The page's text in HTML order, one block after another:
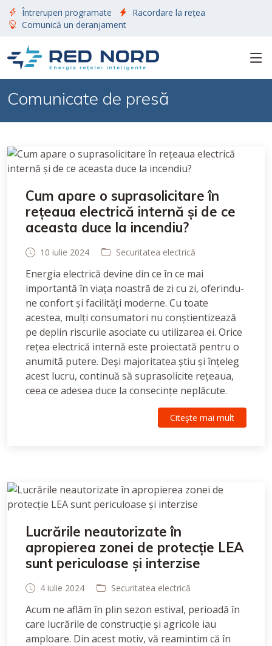
Întreruperi programate
Racordare la rețea
Comunică un deranjament
Comunicate de presă
Cum apare o suprasolicitare în
rețeaua electrică internă și de ce
aceasta duce la incendiu?
10 iulie 2024 Securitatea electrică
Energia electrică devine din ce în ce mai
importantă în viața noastră de zi cu zi, oferindu-
ne confort și facilități moderne. Cu toate
acestea, mulți consumatori nu conștientizează
pe deplin riscurile asociate cu utilizarea ei. Orice
rețea electrică internă este proiectată pentru o
anumită putere. Deși majoritatea știu și înțeleg
acest lucru, continuă să suprasolicite rețeaua,
ceea ce adesea duce la consecințe neplăcute.
Citeşte mai mult
Lucrările neautorizate în
apropierea zonei de protecție LEA
sunt periculoase și interzise
4 iulie 2024 Securitatea electrică
Acum ne aflăm în plin sezon estival, perioadă în
care lucrările de construcție și agricole iau
amploare. Din acest motiv, vă reamintim că în